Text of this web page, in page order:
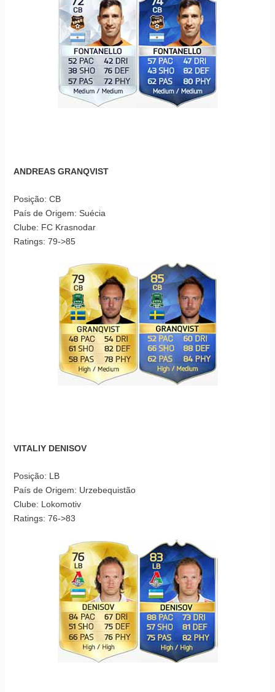
ANDREAS GRANQVIST
Posição: CB
País de Origem: Suécia
Clube: FC Krasnodar
Ratings: 79->85
VITALIY DENISOV
Posição: LB
País de Origem: Urzebequistão
Clube: Lokomotiv
Ratings: 76->83